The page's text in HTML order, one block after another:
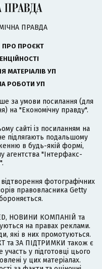
ПРАВДА
ПРО ПРОЄКТ
МАТЕРІАЛІВ УП
РОБОТИ УП
за умови посилання (для
на "Економічну правду".
сайті із посиланням на
підлягають подальшому
в будь-якій формі,
агентства "Інтерфакс-
фотографічних
правовласника Getty
НОВИНИ КОМПАНІЙ та
на правах реклами.
які в них промотуються.
та ЗА ПІДТРИМКИ також є
у підготовці цього
у цих матеріалах.